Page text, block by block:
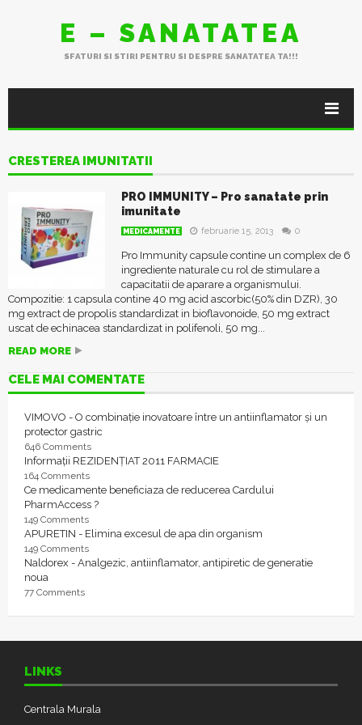
E – SANATATEA
SFATURI SI STIRI PENTRU SI DESPRE SANATATEA TA!!!
CRESTEREA IMUNITATII
PRO IMMUNITY – Pro sanatate prin
imunitate
MEDICAMENTE februarie 15, 2013 0
Pro Immunity capsule contine un complex de 6
ingrediente naturale cu rol de stimulare a
capacitatii de aparare a organismului.
Compozitie: 1 capsula contine 40 mg acid ascorbic(50% din DZR), 30
mg extract de propolis standardizat in bioflavonoide, 50 mg extract
uscat de echinacea standardizat in polifenoli, 50 mg...
READ MORE
CELE MAI COMENTATE
VIMOVO - O combinație inovatoare între un antiinflamator și un
protector gastric
646 Comments
Informații REZIDENȚIAT 2011 FARMACIE
164 Comments
Ce medicamente beneficiaza de reducerea Cardului
PharmAccess ?
149 Comments
APURETIN - Elimina excesul de apa din organism
149 Comments
Naldorex - Analgezic, antiinflamator, antipiretic de generatie
noua
77 Comments
LINKS
Centrala Murala